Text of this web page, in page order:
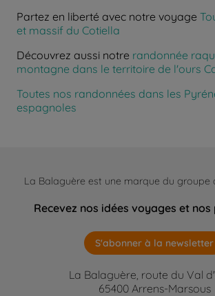
Partez en liberté avec notre voyage
et massif du Cotiella
Découvrez aussi notre randonnée
montagne dans le territoire de l'ours
Toutes nos randonnées dans les
espagnoles
La Balaguère est une marque du groupe
Recevez nos idées voyages et
S'abonner à la newsletter
La Balaguère, route du Val
65400 Arrens-Marsous